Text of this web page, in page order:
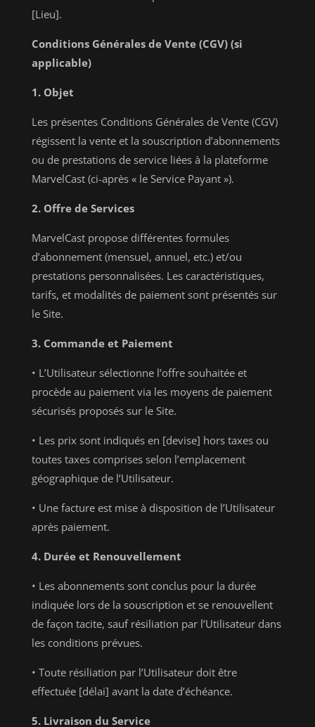
[Lieu].
Conditions Générales de Vente (CGV) (si
applicable)
1. Objet
Les présentes Conditions Générales de Vente (CGV)
régissent la vente et la souscription d’abonnements
ou de prestations de service liées à la plateforme
MarvelCast (ci-après « le Service Payant »).
2. Offre de Services
MarvelCast propose différentes formules
d’abonnement (mensuel, annuel, etc.) et/ou
prestations personnalisées. Les caractéristiques,
tarifs, et modalités de paiement sont présentés sur
le Site.
3. Commande et Paiement
• L’Utilisateur sélectionne l’offre souhaitée et
procède au paiement via les moyens de paiement
sécurisés proposés sur le Site.
• Les prix sont indiqués en [devise] hors taxes ou
toutes taxes comprises selon l’emplacement
géographique de l’Utilisateur.
• Une facture est mise à disposition de l’Utilisateur
après paiement.
4. Durée et Renouvellement
• Les abonnements sont conclus pour la durée
indiquée lors de la souscription et se renouvellent
de façon tacite, sauf résiliation par l’Utilisateur dans
les conditions prévues.
• Toute résiliation par l’Utilisateur doit être
effectuée [délai] avant la date d’échéance.
5. Livraison du Service